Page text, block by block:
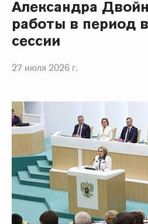
Александра
работы в период
сессии
27 июля 2026 г.